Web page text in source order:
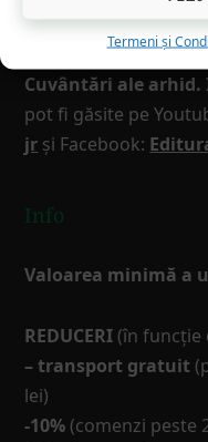
Termeni și
Cuvântări arhid.
Cuvântări ale arhid.
pot fi găsite pe
jr și Facebook:
Info
Valoarea minimă a
REDUCERI (în funcţie
– transport gratuit
lei)
-10% (comenzi peste